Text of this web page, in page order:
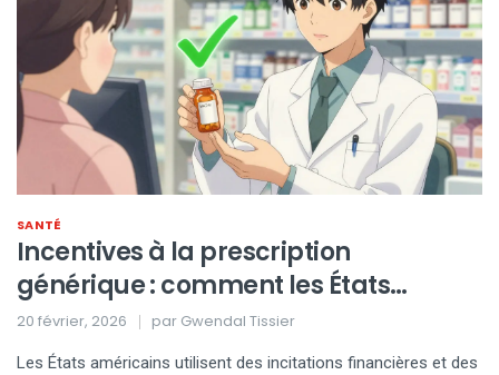
SANTÉ
Incentives à la prescription
générique : comment les États
encouragent l'usage des
médicaments génériques
20 février, 2026 par Gwendal Tissier
Les États américains utilisent des incitations financières et des